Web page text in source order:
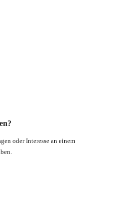
oder Interesse an einem